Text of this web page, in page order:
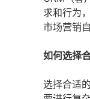
求和行为
市场营销
如何选择
选择合适